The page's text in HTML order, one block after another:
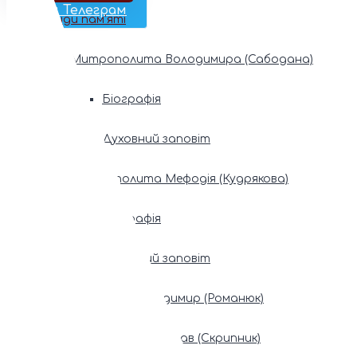
Наш Телеграм
Фонди пам’яті
Митрополита Володимира (Сабодана)
Біографія
Духовний заповіт
Митрополита Мефодія (Кудрякова)
Біографія
Духовний заповіт
Патріарх Володимир (Романюк)
Патріарх Мстислав (Скрипник)